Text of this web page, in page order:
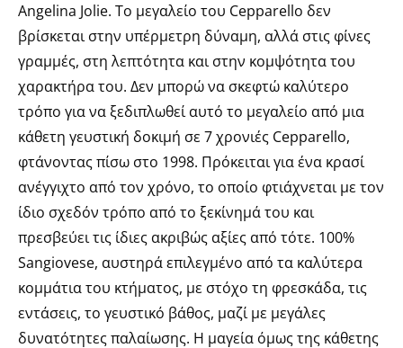
Angelina Jolie. Το μεγαλείο του Cepparello δεν
βρίσκεται στην υπέρμετρη δύναμη, αλλά στις φίνες
γραμμές, στη λεπτότητα και στην κομψότητα του
χαρακτήρα του. Δεν μπορώ να σκεφτώ καλύτερο
τρόπο για να ξεδιπλωθεί αυτό το μεγαλείο από μια
κάθετη γευστική δοκιμή σε 7 χρονιές Cepparello,
φτάνοντας πίσω στο 1998. Πρόκειται για ένα κρασί
ανέγγιχτο από τον χρόνο, το οποίο φτιάχνεται με τον
ίδιο σχεδόν τρόπο από το ξεκίνημά του και
πρεσβεύει τις ίδιες ακριβώς αξίες από τότε. 100%
Sangiovese, αυστηρά επιλεγμένο από τα καλύτερα
κομμάτια του κτήματος, με στόχο τη φρεσκάδα, τις
εντάσεις, το γευστικό βάθος, μαζί με μεγάλες
δυνατότητες παλαίωσης. Η μαγεία όμως της κάθετης